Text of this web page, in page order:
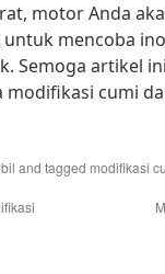
motor Anda
untuk mencoba
Semoga artikel
modifikasi cumi
and tagged modifikasi